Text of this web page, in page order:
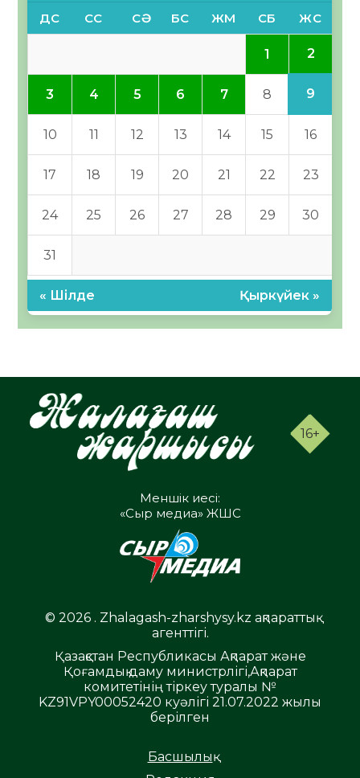
ДС СС СӘ БС ЖМ СБ ЖС
1 2
3 4 5 6 7 8 9
10 11 12 13 14 15 16
17 18 19 20 21 22 23
24 25 26 27 28 29 30
31
« Шілде Қыркүйек »
16+
Меншік иесі:
«Сыр медиа» ЖШС
© 2026 . Zhalagash-zharshysy.kz ақпараттық
агенттігі.
Қазақстан Республикасы Ақпарат және
Қоғамдық даму министрлігі,Ақпарат
комитетінің тіркеу туралы №
KZ91VPY00052420 куәлігі 21.07.2022 жылы
берілген
Басшылық